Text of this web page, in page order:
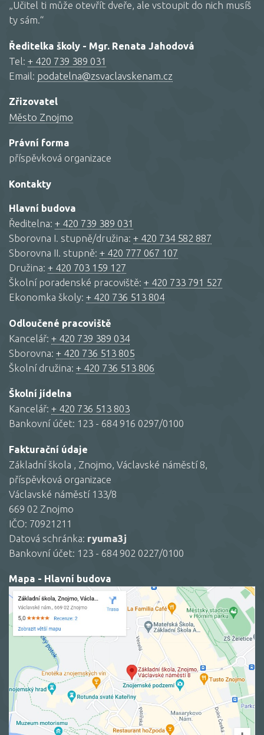
„Učitel ti může otevřít dveře, ale vstoupit do nich musíš
ty sám.“
Ředitelka školy - Mgr. Renata Jahodová
Tel: + 420 739 389 031
Email: podatelna@zsvaclavskenam.cz
Zřizovatel
Město Znojmo
Právní forma
příspěvková organizace
Kontakty
Hlavní budova
Ředitelna: + 420 739 389 031
Sborovna I. stupně/družina: + 420 734 582 887
Sborovna II. stupně: + 420 777 067 107
Družina: + 420 703 159 127
Školní poradenské pracoviště: + 420 733 791 527
Ekonomka školy: + 420 736 513 804
Odloučené pracoviště
Kancelář: + 420 739 389 034
Sborovna: + 420 736 513 805
Školní družina: + 420 736 513 806
Školní jídelna
Kancelář: + 420 736 513 803
Bankovní účet: 123 - 684 916 0297/0100
Fakturační údaje
Základní škola , Znojmo, Václavské náměstí 8,
příspěvková organizace
Václavské náměstí 133/8
669 02 Znojmo
IČO: 70921211
Datová schránka: ryuma3j
Bankovní účet: 123 - 684 902 0227/0100
Mapa - Hlavní budova